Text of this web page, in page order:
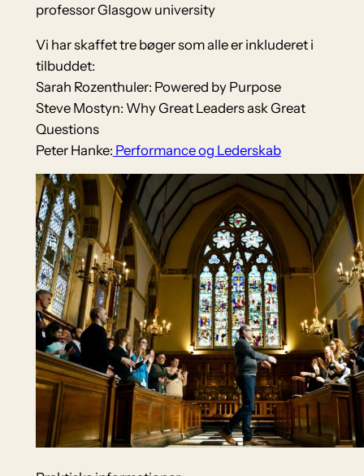
professor Glasgow university
Vi har skaffet tre bøger som alle er inkluderet i
tilbuddet:
Sarah Rozenthuler: Powered by Purpose
Steve Mostyn: Why Great Leaders ask Great
Questions
Peter Hanke: Performance og Lederskab